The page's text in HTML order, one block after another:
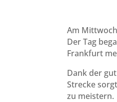
Am
Der Tag
Frankfurt
Dank der
Strecke
zu meistern.